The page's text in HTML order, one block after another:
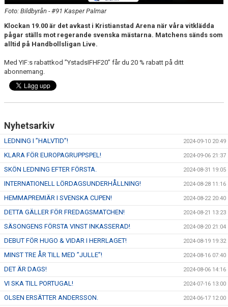
Foto: Bildbyrån - #91 Kasper Palmar
Klockan 19.00 är det avkast i Kristianstad Arena när våra vitklädda
pågar ställs mot regerande svenska mästarna. Matchens sänds som
alltid på Handbollsligan Live.
Med YIF:s rabattkod ”YstadsIFHF20” får du 20 % rabatt på ditt
abonnemang.
Nyhetsarkiv
LEDNING I ”HALVTID”! 2024-09-10 20:49
KLARA FÖR EUROPAGRUPPSPEL! 2024-09-06 21:37
SKÖN LEDNING EFTER FÖRSTA. 2024-08-31 19:05
INTERNATIONELL LÖRDAGSUNDERHÅLLNING! 2024-08-28 11:16
HEMMAPREMIÄR I SVENSKA CUPEN! 2024-08-22 20:40
DETTA GÄLLER FÖR FREDAGSMATCHEN! 2024-08-21 13:23
SÄSONGENS FÖRSTA VINST INKASSERAD! 2024-08-20 21:04
DEBUT FÖR HUGO & VIDAR I HERRLAGET! 2024-08-19 19:32
MINST TRE ÅR TILL MED ”JULLE”! 2024-08-16 07:40
DET ÄR DAGS! 2024-08-06 14:16
VI SKA TILL PORTUGAL! 2024-07-16 13:00
OLSEN ERSÄTTER ANDERSSON. 2024-06-17 12:00